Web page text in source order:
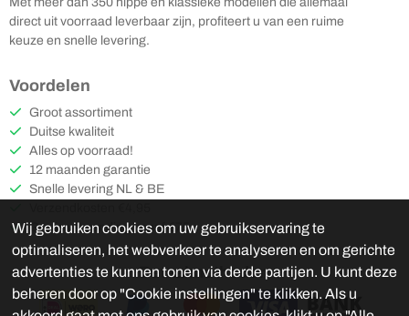
direct uit voorraad leverbaar zijn, profiteert u van een ruime
keuze en snelle levering.
Voordelen
Groot assortiment
Duitse kwaliteit
Alles op voorraad!
12 maanden garantie
Snelle levering NL & BE
Gratis verzending vanaf €75
Betaalmethoden
Wij gebruiken cookies om uw gebruikservaring te
optimaliseren, het webverkeer te analyseren en om gerichte
advertenties te kunnen tonen via derde partijen. U kunt deze
beheren door op "Cookie instellingen" te klikken. Als u